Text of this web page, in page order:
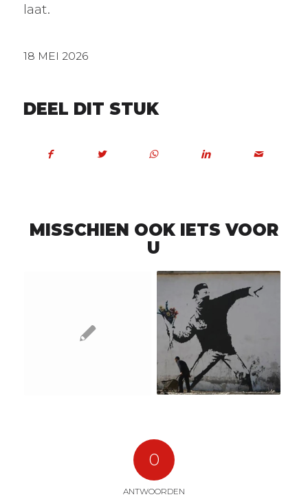
laat.
18 MEI 2026
DEEL DIT STUK
MISSCHIEN OOK IETS VOOR
U
0
ANTWOORDEN